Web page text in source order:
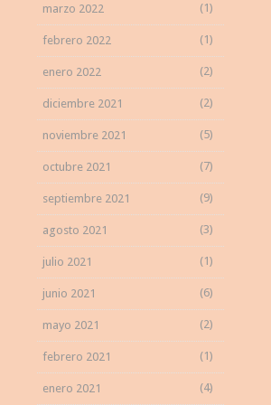
marzo 2022 (1)
febrero 2022 (1)
enero 2022 (2)
diciembre 2021 (2)
noviembre 2021 (5)
octubre 2021 (7)
septiembre 2021 (9)
agosto 2021 (3)
julio 2021 (1)
junio 2021 (6)
mayo 2021 (2)
febrero 2021 (1)
enero 2021 (4)